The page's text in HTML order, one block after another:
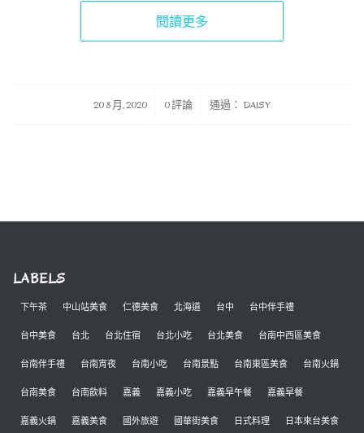
閱讀更多
20 8 月, 2020
/ 0 評論 通過： DAISY
LABELS
下午茶 中山站美食 仁德美食 北海道 台中 台中伴手禮
台中美食 台北 台北住宿 台北小吃 台北美食 台南中西區美食
台南伴手禮 台南宵夜 台南小吃 台南景點 台南東區美食 台南火鍋
台南美食 台南飲料 嘉義 嘉義小吃 嘉義早午餐 嘉義早餐
嘉義火鍋 嘉義美食 國外旅遊 國華街美食 日式料理 日本來台美食